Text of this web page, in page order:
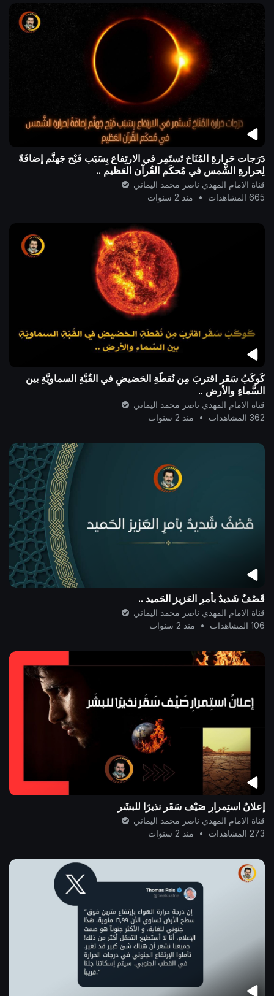
دَرَجات حَرارةِ المُنَاخ تَستَمِر في الارتِفاع بِسَبَب فَيْح جَهنَّم إضافَةً
لِحرارةِ الشَّمس في مُحكَم القُرآن العَظيم ..
قناة الامام المهدي ناصر محمد اليماني
665 المشاهدات
• منذ 2 سنوات
كَوكَبُ سَقَر اقتربَ مِن نُقطَةِ الحَضيضِ في القُبَّةِ السماويَّةِ بين
السَّماءِ والأرضِ ..
قناة الامام المهدي ناصر محمد اليماني
362 المشاهدات
• منذ 2 سنوات
قَصْفٌ شَديدٌ بأمرِ العَزيز الحَميد ..
قناة الامام المهدي ناصر محمد اليماني
106 المشاهدات
• منذ 2 سنوات
إعلانُ استِمرارِ صَيْف سَقَر نذيرًا للبشَر
قناة الامام المهدي ناصر محمد اليماني
273 المشاهدات
• منذ 2 سنوات